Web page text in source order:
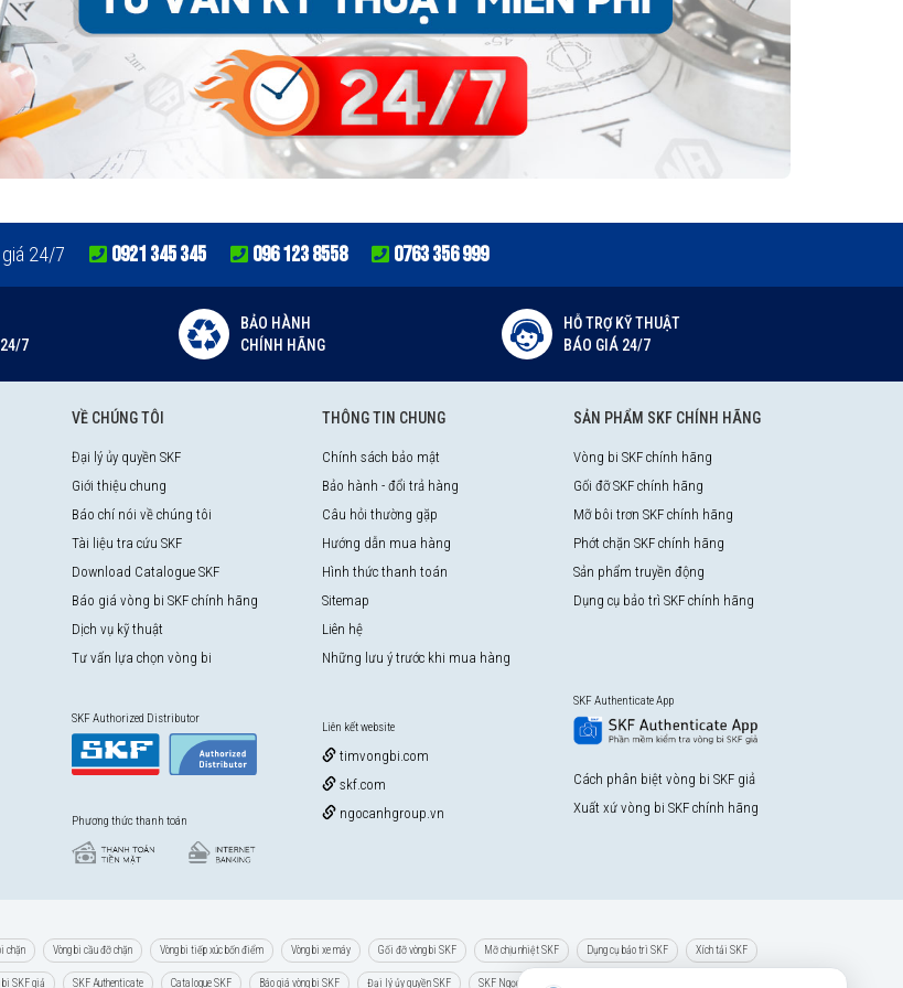
24/7 0921 345 345 096 123 8558 0763 356 999
7
BẢO HÀNH
CHÍNH HÃNG
HỖ TRỢ KỸ THUẬT
BÁO GIÁ 24/7
VỀ CHÚNG TÔI
Đại lý ủy quyền SKF
Giới thiệu chung
Báo chí nói về chúng tôi
Tài liệu tra cứu SKF
Download Catalogue SKF
Báo giá vòng bi SKF chính hãng
Dịch vụ kỹ thuật
Tư vấn lựa chọn vòng bi
SKF Authorized Distributor
Phương thức thanh toán
THÔNG TIN CHUNG
Chính sách bảo mật
Bảo hành - đổi trả hàng
Câu hỏi thường gặp
Hướng dẫn mua hàng
Hình thức thanh toán
Sitemap
Liên hệ
Những lưu ý trước khi mua hàng
Liên kết website
timvongbi.com
skf.com
ngocanhgroup.vn
SẢN PHẨM SKF CHÍNH HÃNG
Vòng bi SKF chính hãng
Gối đỡ SKF chính hãng
Mỡ bôi trơn SKF chính hãng
Phớt chặn SKF chính hãng
Sản phẩm truyền động
Dụng cụ bảo trì SKF chính hãng
SKF Authenticate App
Cách phân biệt vòng bi SKF giả
Xuất xứ vòng bi SKF chính hãng
chặn Vòng bi cầu đỡ chặn Vòng bi tiếp xúc bốn điểm Vòng bi xe máy Gối đỡ vòng bi SKF Mỡ chịu nhiệt SKF Dụng cụ bảo trì SKF Xích tải SKF
bi SKF giả SKF Authenticate Catalogue SKF Báo giá vòng bi SKF Đại lý ủy quyền SKF SKF Ngọc Anh